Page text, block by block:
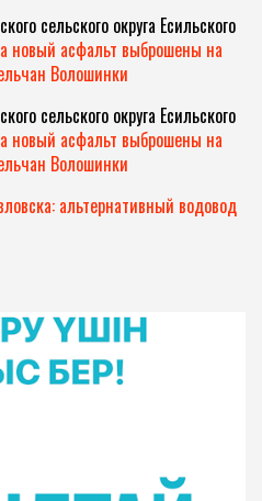
сельского округа Есильского
новый асфальт выброшены на
Волошинки
сельского округа Есильского
новый асфальт выброшены на
Волошинки
альтернативный водовод